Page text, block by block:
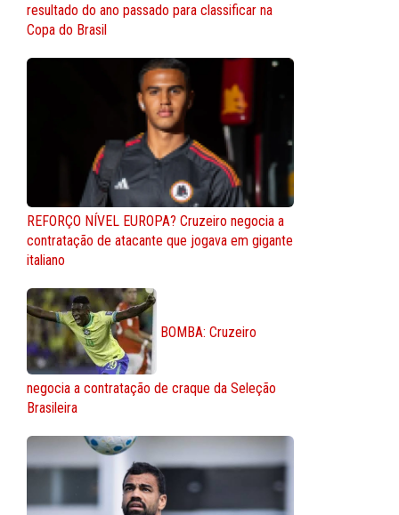
resultado do ano passado para classificar na
Copa do Brasil
REFORÇO NÍVEL EUROPA? Cruzeiro negocia a
contratação de atacante que jogava em gigante
italiano
BOMBA: Cruzeiro
negocia a contratação de craque da Seleção
Brasileira